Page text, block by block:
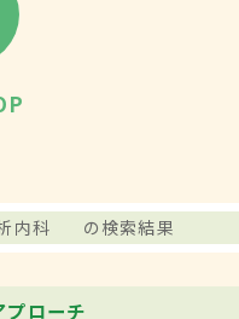
内科 の検索結果
プローチ